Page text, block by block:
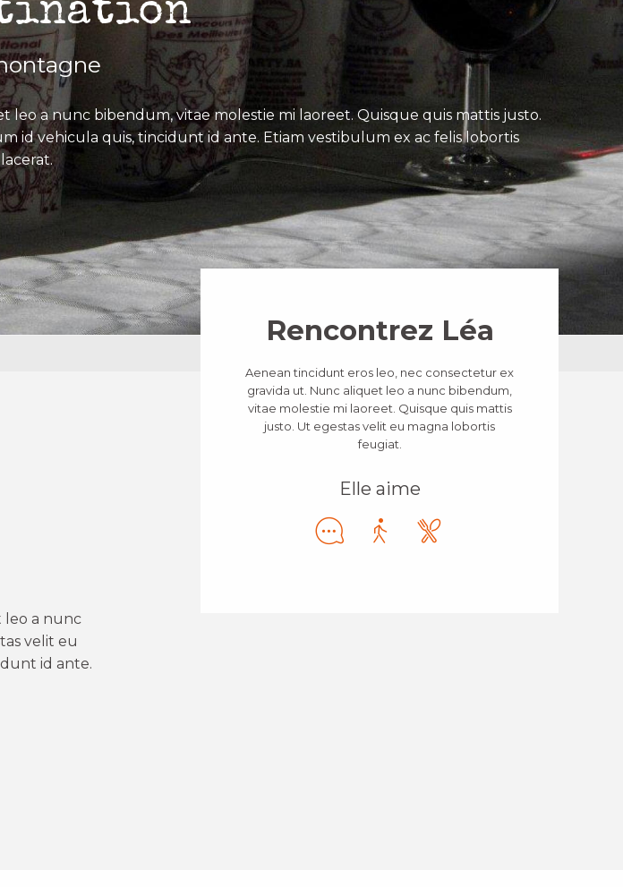
a nunc bibendum, vitae molestie mi laoreet. Quisque quis mattis justo.
id vehicula quis, tincidunt id ante. Etiam vestibulum ex ac felis lobortis
leo a nunc
velit eu
id ante.
Rencontrez Léa
Aenean tincidunt eros leo, nec consectetur ex
gravida ut. Nunc aliquet leo a nunc bibendum,
vitae molestie mi laoreet. Quisque quis mattis
justo. Ut egestas velit eu magna lobortis
feugiat.
Elle aime